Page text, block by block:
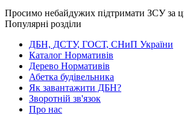
Просимо небайдужих підтримати ЗСУ за
Популярні розділи
ДБН, ДСТУ, ГОСТ, СНиП України
Каталог Нормативів
Дерево Нормативів
Абетка будівельника
Як завантажити ДБН?
Зворотній зв'язок
Про нас